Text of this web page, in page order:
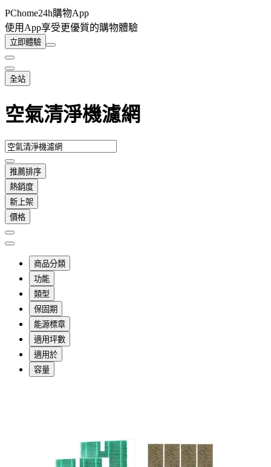
PChome24h購物App
使用App享受更優質的購物體驗
立即體驗
全站
空氣清淨機濾網
推薦排序
熱銷度
新上架
價格
商品分類
功能
類型
保固期
能源標章
適用坪數
適用於
容量